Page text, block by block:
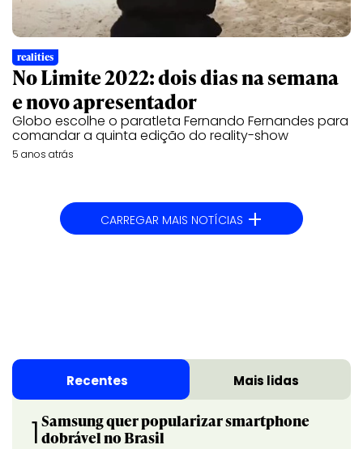
realities
No Limite 2022: dois dias na semana
e novo apresentador
Globo escolhe o paratleta Fernando Fernandes para
comandar a quinta edição do reality-show
5 anos atrás
CARREGAR MAIS NOTÍCIAS +
Recentes Mais lidas
1 Samsung quer popularizar smartphone
dobrável no Brasil